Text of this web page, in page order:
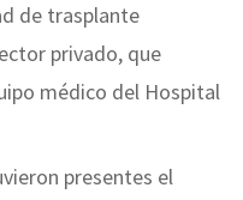
de trasplante
privado, que
médico del Hospital
presentes el